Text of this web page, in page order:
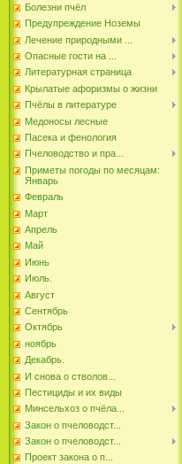
Болезни пчёл
Предупреждение Ноземы
Лечение природными ...
Опасные гости на ...
Литературная страница
Крылатые афоризмы о жизни
Пчёлы в литературе
Медоносы лесные
Пасека и фенология
Пчеловодство и пра...
Приметы погоды по месяцам:
Январь
Февраль
Март
Апрель
Май
Июнь
Июль.
Август
Сентябрь
Октябрь
ноябрь
Декабрь.
И снова о стволов...
Пестициды и их виды
Минсельхоз о пчёла...
Закон о пчеловодст...
Закон о пчеловодст...
Проект закона о п...